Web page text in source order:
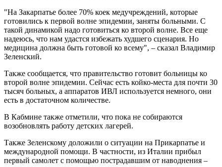
"На Закарпатье более 70% коек медучреждений, которые
готовились к первой волне эпидемии, заняты больными. С
такой динамикой надо готовиться ко второй волне. Все еще
надеюсь, что нам удастся избежать худшего сценария. Но
медицина должна быть готовой ко всему", – сказал Владимир
Зеленский.
Также сообщается, что правительство готовит больницы ко
второй волне эпидемии. Сейчас есть койко-места для почти 30
тысяч больных, а аппаратов ИВЛ используется немного, они
есть в достаточном количестве.
В Кабмине также отметили, что пока не собираются
возобновлять работу детских лагерей.
Также Зеленскому доложили о ситуации на Прикарпатье и
международной помощи. В частности, из Италии прибыл
первый самолет с помощью пострадавшим от наводнения –